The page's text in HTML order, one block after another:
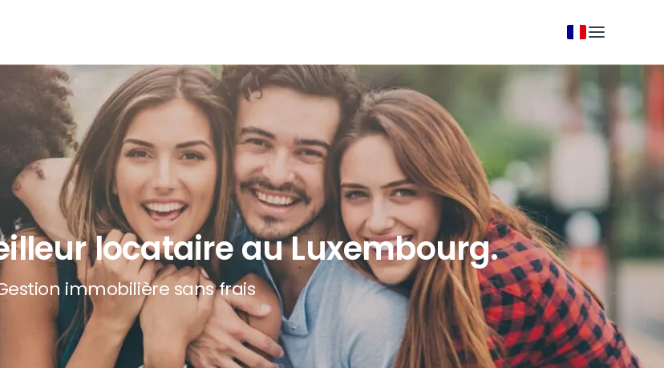
locataire au Luxembourg.
immobilière sans frais